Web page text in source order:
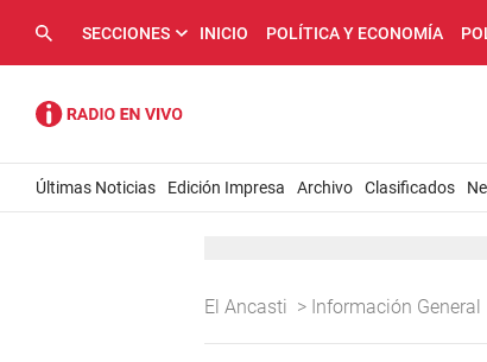
SECCIONES INICIO POLÍTICA Y ECONOMÍA
Últimas Noticias Edición Impresa Archivo Clasificados
El Ancasti > Información General